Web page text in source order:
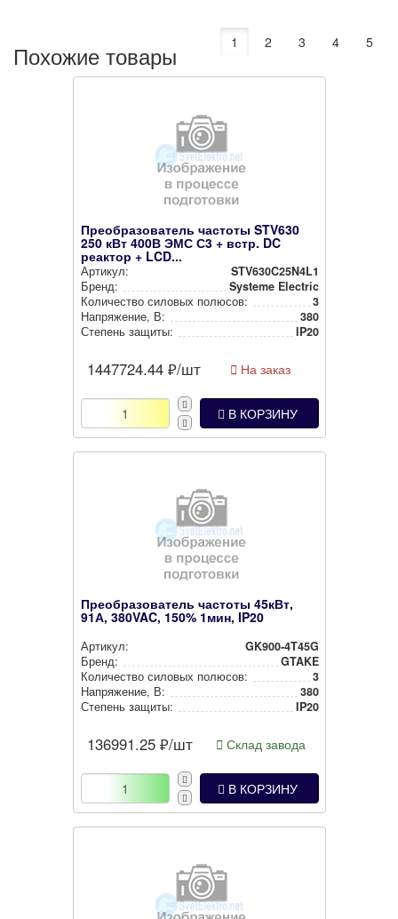
Похожие товары 1 2 3 4 5
Преобразователь частоты STV630
250 кВт 400В ЭМС С3 + встр. DC
реактор + LCD...
Артикул:
STV630C25N4L1
Бренд:
Systeme Electric
Количество силовых полюсов:
3
Нап­ря­же­ние, В:
380
Степень защиты:
IP20
1447724.44 ₽/шт На заказ
В КОРЗИНУ
Преобразователь частоты 45кВт,
91А, 380VAC, 150% 1мин, IP20
Артикул:
GK900-4T45G
Бренд:
GTAKE
Количество силовых полюсов:
3
Нап­ря­же­ние, В:
380
Степень защиты:
IP20
136991.25 ₽/шт Склад завода
В КОРЗИНУ